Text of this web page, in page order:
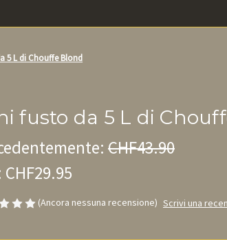
5 L di Chouffe Blond
fusto da 5 L di
CHF43.90
CHF29.95
(Ancora nessuna recensione) Scrivi una